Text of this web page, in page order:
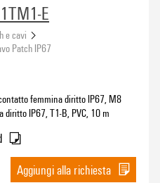
E
e cavi
Patch IP67
femmina diritto IP67, M8
diritto IP67, T1-B, PVC, 10 m
Aggiungi alla richiesta